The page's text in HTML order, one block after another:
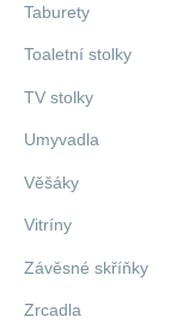
Taburety
Toaletní stolky
TV stolky
Umyvadla
Věšáky
Vitríny
Závěsné skříňky
Zrcadla